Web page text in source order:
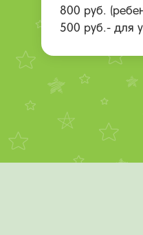
800 руб.
500 руб.- для